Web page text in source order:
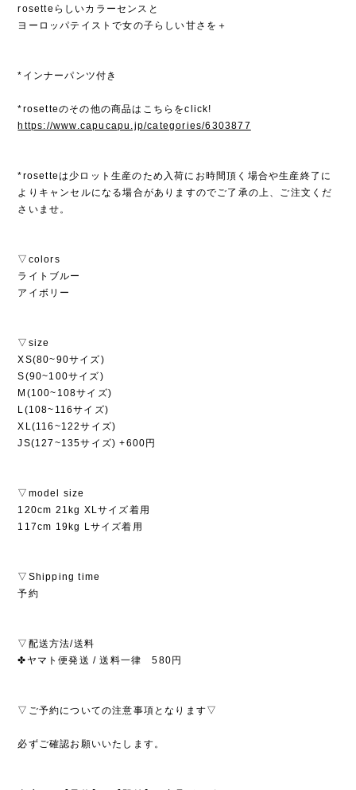
rosetteらしいカラーセンスと
ヨーロッパテイストで女の子らしい甘さを＋
*インナーパンツ付き
*rosetteのその他の商品はこちらをclick!
https://www.capucapu.jp/categories/6303877
*rosetteは少ロット生産のため入荷にお時間頂く場合や生産終了に
よりキャンセルになる場合がありますのでご了承の上、ご注文くだ
さいませ。
▽colors
ライトブルー
アイボリー
▽size
XS(80~90サイズ)
S(90~100サイズ)
M(100~108サイズ)
L(108~116サイズ)
XL(116~122サイズ)
JS(127~135サイズ) +600円
▽model size
120cm 21kg XLサイズ着用
117cm 19kg Lサイズ着用
▽Shipping time
予約
▽配送方法/送料
✤ヤマト便発送 / 送料一律 580円
▽ご予約についての注意事項となります▽
必ずご確認お願いいたします。